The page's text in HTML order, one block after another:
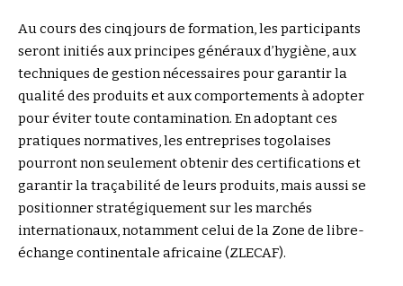
Au cours des cinq jours de formation, les participants
seront initiés aux principes généraux d’hygiène, aux
techniques de gestion nécessaires pour garantir la
qualité des produits et aux comportements à adopter
pour éviter toute contamination. En adoptant ces
pratiques normatives, les entreprises togolaises
pourront non seulement obtenir des certifications et
garantir la traçabilité de leurs produits, mais aussi se
positionner stratégiquement sur les marchés
internationaux, notamment celui de la Zone de libre-
échange continentale africaine (ZLECAF).